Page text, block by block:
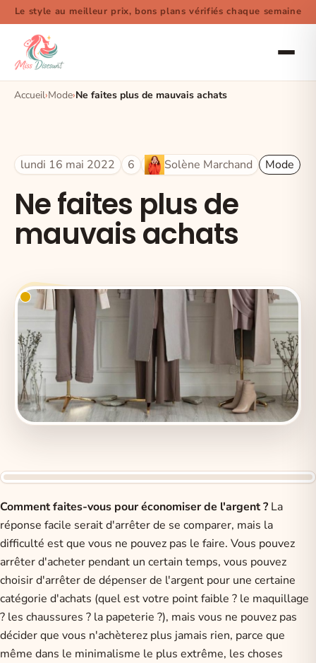
Le style au meilleur prix, bons plans vérifiés chaque semaine
Accueil Mode Ne faites plus de mauvais achats
lundi 16 mai 2022 6 Solène Marchand Mode
Ne faites plus de
mauvais achats
Comment faites-vous pour économiser de l'argent ? La
réponse facile serait d'arrêter de se comparer, mais la
difficulté est que vous ne pouvez pas le faire. Vous pouvez
arrêter d'acheter pendant un certain temps, vous pouvez
choisir d'arrêter de dépenser de l'argent pour une certaine
catégorie d'achats (quel est votre point faible ? le maquillage
? les chaussures ? la papeterie ?), mais vous ne pouvez pas
décider que vous n'achèterez plus jamais rien, parce que
même dans le minimalisme le plus extrême, les choses